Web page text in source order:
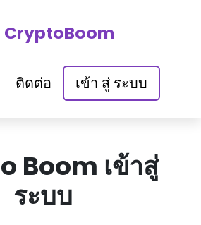
CryptoBoom
ติดต่อ เข้า สู่ ระบบ
Boom เข้าสู่
ระบบ